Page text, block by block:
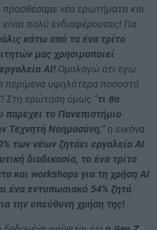
νέα ερωτήματα και
πολύ ενδιαφέρουσες! Για
κάτω από τα ένα τρίτο
μας χρησιμοποιεί
ΑΙ!Ομολογώ ότι εγώ
περίμενα υψηλότερα ποσοστά
Στη ερώτηση όμως “τι θα
παρέχει το Πανεπιστήμιο
Τεχνητή Νοημοσύνη;” η εικόνα
των νέων ζητάει εργαλεία ΑΙ
διαδικασία, το ένα τρίτο
και workshops για τη χρήση AI
ένα εντυπωσιακό 54% ζητά
την υπεύθυνη χρήση της!